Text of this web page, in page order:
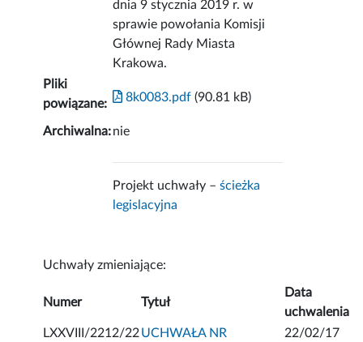
dnia 9 stycznia 2019 r. w
sprawie powołania Komisji
Głównej Rady Miasta
Krakowa.
Pliki
powiązane:
8k0083.pdf (90.81 kB)
Archiwalna:nie
Projekt uchwały –ścieżka
legislacyjna
Uchwały zmieniające:
Numer Tytuł
Data
uchwalenia
LXXVIII/2212/22UCHWAŁA NR
22/02/17